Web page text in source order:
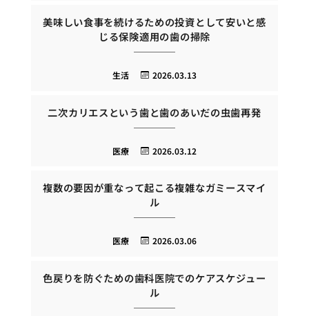
美味しい食事を続けるための投資として安いと感
じる保険適用の歯の掃除
2026.03.13
生活
二次カリエスという歯と歯のあいだの虫歯再発
2026.03.12
医療
複数の要因が重なって起こる複雑なガミースマイ
ル
2026.03.06
医療
色戻りを防ぐための歯科医院でのケアスケジュー
ル